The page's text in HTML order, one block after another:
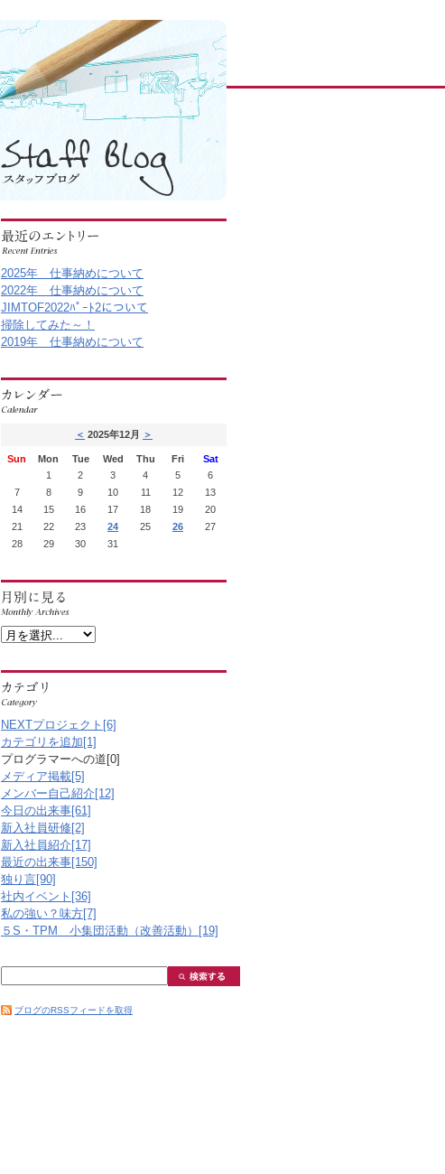
2025年 仕事納めについて
2022年 仕事納めについて
JIMTOF2022ﾊﾟｰﾄ2について
掃除してみた～！
2019年 仕事納めについて
＜ 2025年12月 ＞
Sun Mon Tue Wed Thu Fri
Sat
1
2 3 4 5
6
7
8 9 10 11 12
13
14
15 16 17 18 19
20
21
22 23 24 25 26
27
28
29 30 31
NEXTプロジェクト[6]
カテゴリを追加[1]
プログラマーへの道[0]
メディア掲載[5]
メンバー自己紹介[12]
今日の出来事[61]
新入社員研修[2]
新入社員紹介[17]
最近の出来事[150]
独り言[90]
社内イベント[36]
私の強い？味方[7]
５S・TPM 小集団活動（改善活動）[19]
ブログのRSSフィードを取得